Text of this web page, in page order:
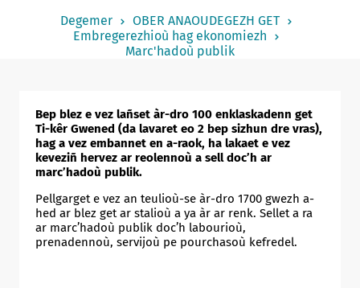
Un commerce
Degemer
OBER ANAOUDEGEZH GET
Embregerezhioù hag ekonomiezh
Marc'hadoù publik
Bep blez e vez lañset àr-dro 100 enklaskadenn get
Ti-kêr Gwened (da lavaret eo 2 bep sizhun dre vras),
hag a vez embannet en a-raok, ha lakaet e vez
keveziñ hervez ar reolennoù a sell doc’h ar
marc’hadoù publik.
Pellgarget e vez an teulioù-se àr-dro 1700 gwezh a-
hed ar blez get ar stalioù a ya àr ar renk. Sellet a ra
ar marc’hadoù publik doc’h labourioù,
prenadennoù, servijoù pe pourchasoù kefredel.